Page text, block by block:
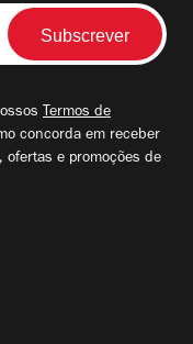
Termos de
concorda em receber
ofertas e promoções de